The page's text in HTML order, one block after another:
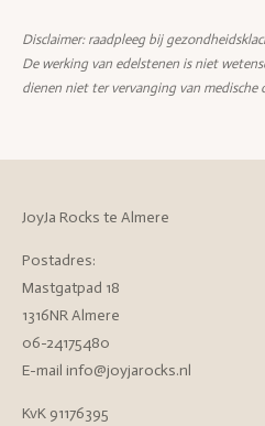
Disclaimer: raadpleeg bij
De werking van edelstenen is niet
dienen niet ter vervanging van medische
JoyJa Rocks te Almere
Postadres:
Mastgatpad 18
1316NR Almere
06-24175480
E-mail info@joyjarocks.nl
KvK 91176395